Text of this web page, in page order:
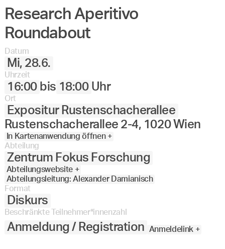
27. 28. 29. 30.Juni
Research Aperitivo
Roundabout
Datum
Mi, 28.6.
Uhrzeit
16:00 bis 18:00 Uhr
Ort
Expositur Rustenschacherallee
Rustenschacherallee 2-4, 1020 Wien
In Kartenanwendung öffnen +
Abteilung
Zentrum Fokus Forschung
Abteilungswebsite +
Abteilungsleitung: Alexander Damianisch
Format
Diskurs
Beschränkte Teilnehmer*innenzahl
Anmeldung / Registration Anmeldelink +